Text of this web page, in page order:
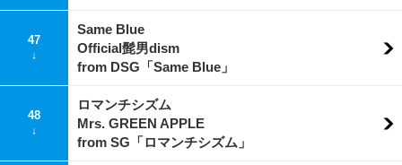
47
↓
Same Blue
Official髭男dism
from DSG「Same Blue」
48
↓
ロマンチシズム
Mrs. GREEN APPLE
from SG「ロマンチシズム」